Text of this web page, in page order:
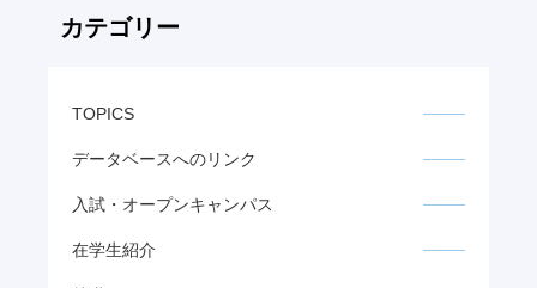
カテゴリー
TOPICS
データベースへのリンク
入試・オープンキャンパス
在学生紹介